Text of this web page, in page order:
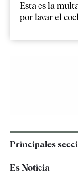
Esta es la
por lavar el
Principales
España
Es Noticia